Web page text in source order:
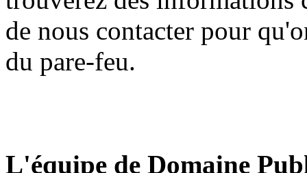
de nous contacter pour
du pare-feu.
L'équipe de Domaine